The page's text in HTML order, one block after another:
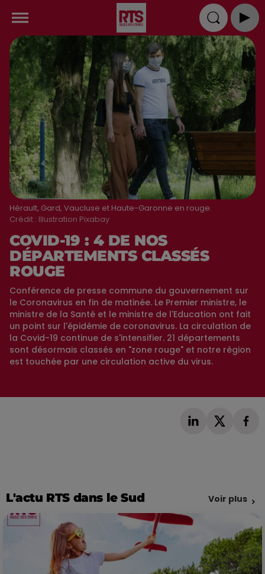
Hérault, Gard, Vaucluse et Haute-Garonne en rouge.
Crédit : Illustration Pixabay
COVID-19 : 4 DE NOS
DÉPARTEMENTS CLASSÉS
ROUGE
Conférence de presse commune du gouvernement sur
le Coronavirus en fin de matinée. Le Premier ministre, le
ministre de la Santé et le ministre de l'Education ont fait
un point sur l'épidémie de coronavirus. La circulation de
la Covid-19 continue de s'intensifier. 21 départements
sont désormais classés en "zone rouge" et notre région
est touchée par une circulation active du virus.
L'actu RTS dans le Sud Voir plus